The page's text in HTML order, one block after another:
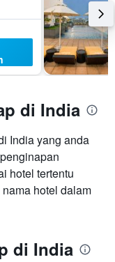
di India
India yang anda
hotel tertentu
hotel dalam
di India